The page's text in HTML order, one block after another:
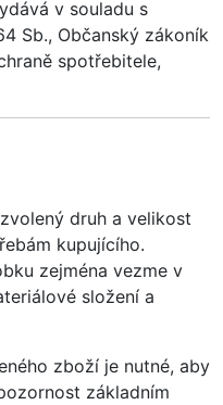
v souladu s
Sb., Občanský zákoník
spotřebitele,
druh a velikost
kupujícího.
zejména vezme v
složení a
zboží je nutné, aby
základním